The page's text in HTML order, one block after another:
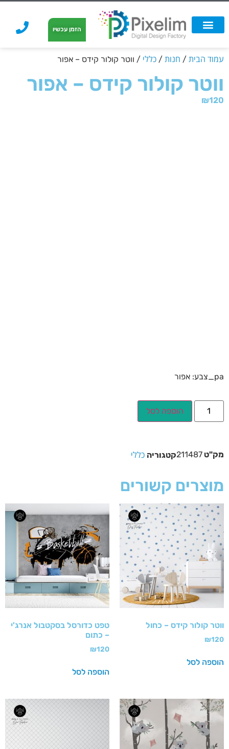
הזמן עכשיו
עמוד הבית / חנות / כללי / ווטר קולור קידס – אפור
ווטר קולור קידס – אפור
₪120
pa_צבע: אפור
הוספה לסל
מק"ט 211487קטגוריה כללי
מוצרים קשורים
ווטר קולור קידס – כחול
₪120
הוספה לסל
טפט כדורסל בסקטבול אנרג'י
– כתום
₪120
הוספה לסל